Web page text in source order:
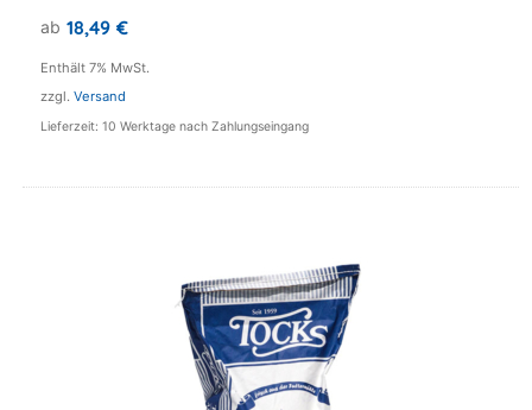
ab 18,49 €
Enthält 7% MwSt.
zzgl.Versand
Lieferzeit: 10 Werktage nach Zahlungseingang
mehrere
Varianten